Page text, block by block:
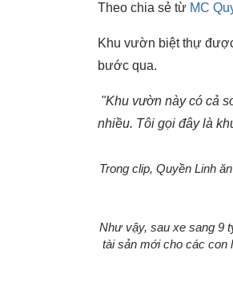
Theo chia sẻ từ MC
Khu vườn biệt thự
bước qua.
"Khu vườn này có cả
nhiều. Tôi gọi đây là
Trong clip, Quyền Linh
Như vậy, sau xe sang 9
tài sản mới cho các con